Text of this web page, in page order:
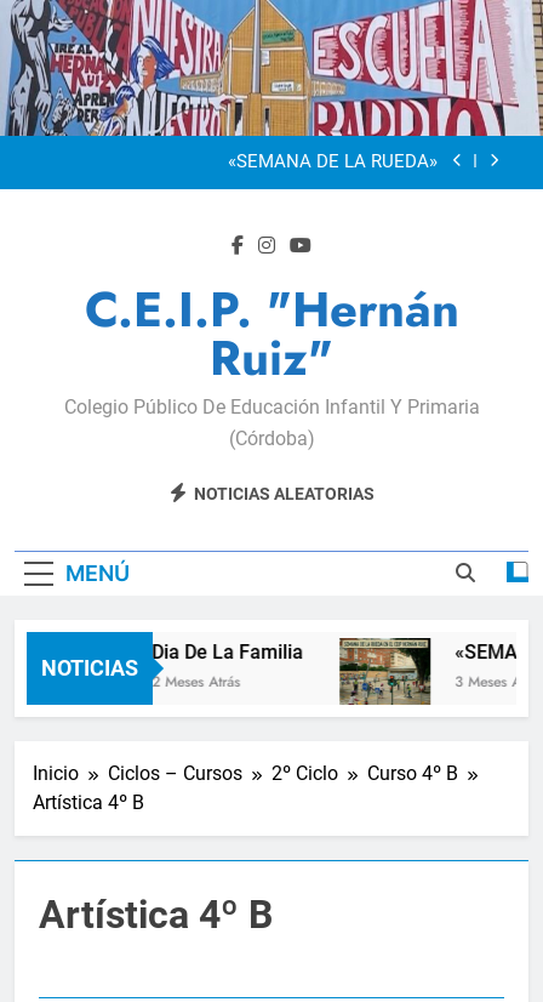
Saltar
al
contenido
“Visibles Sí”
Dia De La Familia
«SEMANA DE LA RUEDA»
Dia De La Familia
«SEMANA DE LA RUEDA»
Apadrinamiento Lector 2026
C.E.I.P. "Hernán
Ruiz"
Colegio Público De Educación Infantil Y Primaria
(Córdoba)
NOTICIAS ALEATORIAS
MENÚ
NOTICIAS
Dia De La Familia
2 Meses Atrás 3 Meses Atrás
Inicio Ciclos – Cursos 2º Ciclo
Curso 4º B
Artística 4º B
Artística 4º B